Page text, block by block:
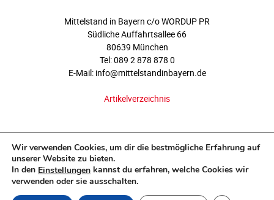
Mittelstand in Bayern c/o WORDUP PR
Südliche Auffahrtsallee 66
80639 München
Tel: 089 2 878 878 0
E-Mail: info@mittelstandinbayern.de
Artikelverzeichnis
Wir verwenden Cookies, um dir die bestmögliche Erfahrung auf
unserer Website zu bieten.
In den Einstellungen kannst du erfahren, welche Cookies wir
verwenden oder sie ausschalten.